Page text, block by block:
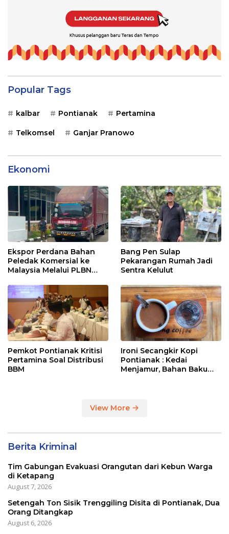
Popular Tags
kalbar Pontianak Pertamina
Telkomsel Ganjar Pranowo
Ekonomi
Ekspor Perdana Bahan
Peledak Komersial ke
Malaysia Melalui PLBN
Bang Pen Sulap
Pekarangan Rumah Jadi
Sentra Kelulut
Pemkot Pontianak Kritisi
Pertamina Soal Distribusi
BBM
Ironi Secangkir Kopi
Pontianak : Kedai
Menjamur, Bahan Baku
View More
Berita Kriminal
Tim Gabungan Evakuasi Orangutan dari Kebun Warga
di Ketapang
August 7, 2026
Setengah Ton Sisik Trenggiling Disita di Pontianak, Dua
Orang Ditangkap
August 6, 2026